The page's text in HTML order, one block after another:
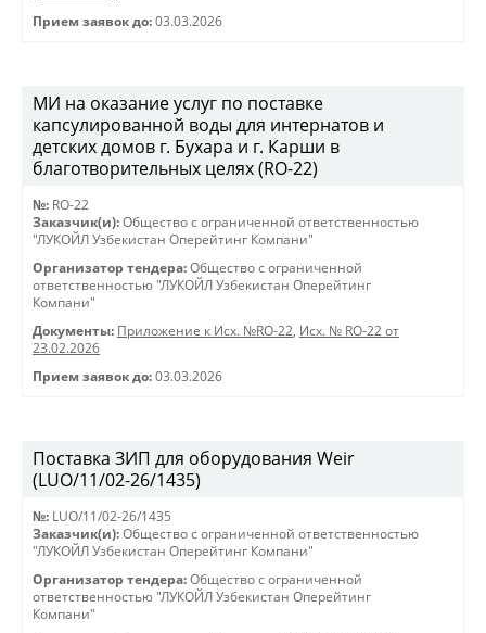
Прием заявок до: 03.03.2026
МИ на оказание услуг по поставке
капсулированной воды для интернатов и
детских домов г. Бухара и г. Карши в
благотворительных целях (RO-22)
№: RO-22
Заказчик(и): Общество с ограниченной ответственностью
"ЛУКОЙЛ Узбекистан Оперейтинг Компани"
Организатор тендера: Общество с ограниченной
ответственностью "ЛУКОЙЛ Узбекистан Оперейтинг
Компани"
Документы: Приложение к Исх. №RO-22, Исх. № RO-22 от
23.02.2026
Прием заявок до: 03.03.2026
Поставка ЗИП для оборудования Weir
(LUO/11/02-26/1435)
№: LUO/11/02-26/1435
Заказчик(и): Общество с ограниченной ответственностью
"ЛУКОЙЛ Узбекистан Оперейтинг Компани"
Организатор тендера: Общество с ограниченной
ответственностью "ЛУКОЙЛ Узбекистан Оперейтинг
Компани"